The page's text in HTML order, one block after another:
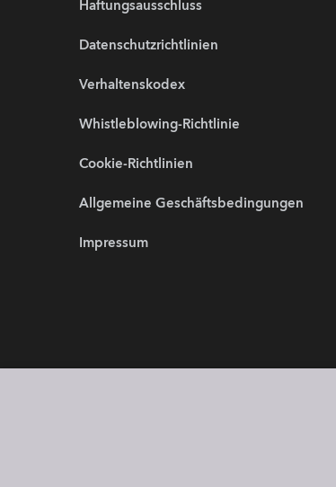
Haftungsausschluss
Datenschutzrichtlinien
Verhaltenskodex
Whistleblowing-Richtlinie
Cookie-Richtlinien
Allgemeine Geschäftsbedingungen
Impressum